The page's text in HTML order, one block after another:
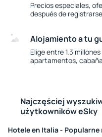
Precios especiales,
después de
Alojamiento a tu
Elige entre 1.3
apartamentos,
Najczęściej
użytkowników eSky
Hotele en Italia - Popularne